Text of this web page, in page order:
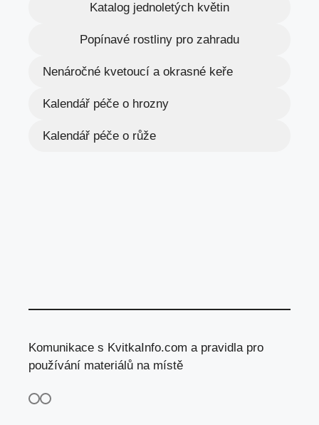
Katalog jednoletých květin
Popínavé rostliny pro zahradu
Nenáročné kvetoucí a okrasné keře
Kalendář péče o hrozny
Kalendář péče o růže
Komunikace s KvitkaInfo.com a pravidla pro
používání materiálů na místě